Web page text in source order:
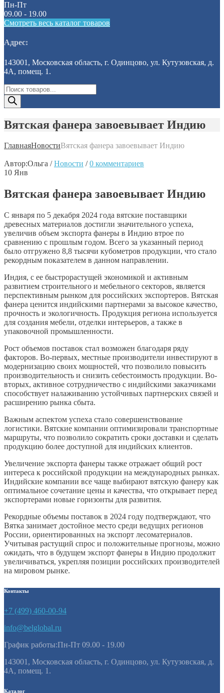
Пн-Пт
09.00 - 19.00
Смотреть весь каталог товаров
Адрес:
143001, Московская область, г. Одинцово, ул. Кутузовская, д.
4А, помещ. 1.
Поиск
товаров
Вятская фанера завоевывает Индию
ГлавнаяНовостиВятская фанера завоевывает Индию
Автор:Ольга / Новости / 0 комментариев
10 Янв
Вятская фанера завоевывает Индию
С января по 5 декабря 2024 года вятские поставщики
древесных материалов достигли значительного успеха,
увеличив объем экспорта фанеры в Индию втрое по
сравнению с прошлым годом. Всего за указанный период
было отгружено 8,8 тысячи кубометров продукции, что стало
рекордным показателем в данном направлении.
Индия, с ее быстрорастущей экономикой и активным
развитием строительного и мебельного секторов, является
перспективным рынком для российских экспортеров. Вятская
фанера ценится индийскими партнерами за высокое качество,
прочность и экологичность. Продукция региона используется
для создания мебели, отделки интерьеров, а также в
упаковочной промышленности.
Рост объемов поставок стал возможен благодаря ряду
факторов. Во-первых, местные производители инвестируют в
модернизацию своих мощностей, что позволило повысить
производительность и снизить себестоимость продукции. Во-
вторых, активное сотрудничество с индийскими заказчиками
способствует налаживанию устойчивых партнерских связей и
расширению рынка сбыта.
Важным аспектом успеха стало совершенствование
логистики. Вятские компании оптимизировали транспортные
маршруты, что позволило сократить сроки доставки и сделать
продукцию более доступной для индийских клиентов.
Увеличение экспорта фанеры также отражает общий рост
интереса к российской продукции на международных рынках.
Индийские компании все чаще выбирают вятскую фанеру как
оптимальное сочетание цены и качества, что открывает перед
экспортерами новые горизонты для развития.
Рекордные объемы поставок в 2024 году подтверждают, что
Вятка занимает достойное место среди ведущих регионов
России, ориентированных на экспорт лесоматериалов.
Учитывая растущий спрос и положительные прогнозы, можно
ожидать, что в будущем экспорт фанеры в Индию продолжит
увеличиваться, укрепляя позиции российских производителей
на мировом рынке.
Контакты
+7 (499) 460-00-94
info@belglobal.ru
График работы:Пн-Пт 09.00 - 19.00
143001, Московская область, г. Одинцово, ул. Кутузовская, д.
4А, помещ. 1.
Каталог